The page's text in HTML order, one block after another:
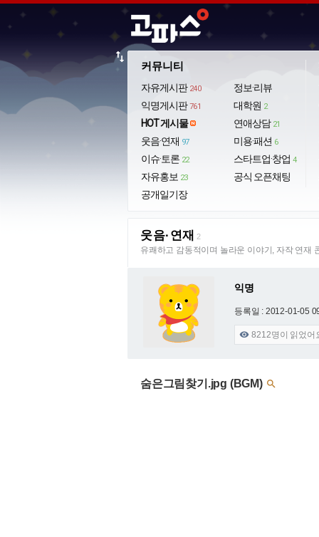
커뮤니티
자유게시판 240
익명게시판 761
HOT 게시물
웃음·연재 97
이슈·토론 22
자유홍보 23
공개일기장
정보·리뷰
대학원 2
연애상담 21
미용·패션 6
스타트업·창업 4
공식 오픈채팅
import_export
웃음·연재 2
유쾌하고 감동적이며 놀라운 이야기, 자작 연재
익명
등록일 : 2012-01-05
 8212명이 읽었어
숨은그림찾기.jpg (BGM) 